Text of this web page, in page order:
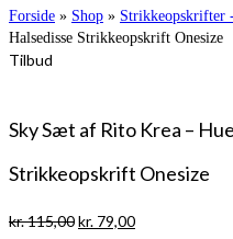
Forside » Shop » Strikkeopskrifter
Halsedisse Strikkeopskrift Onesize
Tilbud
Sky Sæt af Rito Krea –
Strikkeopskrift Onesize
kr.115,00Den
kr. 79,00Den